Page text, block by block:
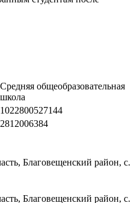
Средняя общеобразовательная
школа
1022800527144
2812006384
Благовещенский район, с.
Благовещенский район, с.